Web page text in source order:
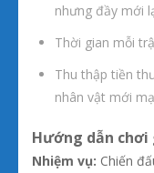
nhưng đầy mới
Thời gian mỗi
Thu thập tiền
nhân vật mới
Hướng dẫn
Nhiệm vụ: Chiến